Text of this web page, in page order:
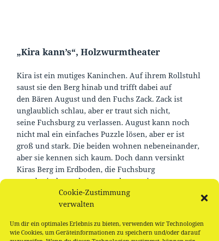
Cookie-Zustimmung
verwalten
Um dir ein optimales Erlebnis zu bieten, verwenden wir Technologien
wie Cookies, um Geräteinformationen zu speichern und/oder darauf
„Kira kann’s“, Holzwurmtheater
Kira ist ein mutiges Kaninchen. Auf ihrem Rollstuhl
saust sie den Berg hinab und trifft dabei auf
den Bären August und den Fuchs Zack. Zack ist
unglaublich schlau, aber er traut sich nicht,
seine Fuchsburg zu verlassen. August kann noch
nicht mal ein einfaches Puzzle lösen, aber er ist
groß und stark. Die beiden wohnen nebeneinander,
aber sie kennen sich kaum. Doch dann versinkt
Kiras Berg im Erdboden, die Fuchsburg
verschwindet und August steht vor einem
Hindernis, das er trotz seiner Bärenkräfte nicht
beseitigen kann. Das schaffen sie nur gemeinsam.
Für Alle ab 4 Jahren, Anmeldung erforderlich.